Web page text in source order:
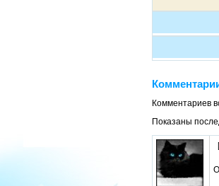
Комментариев
Показаны